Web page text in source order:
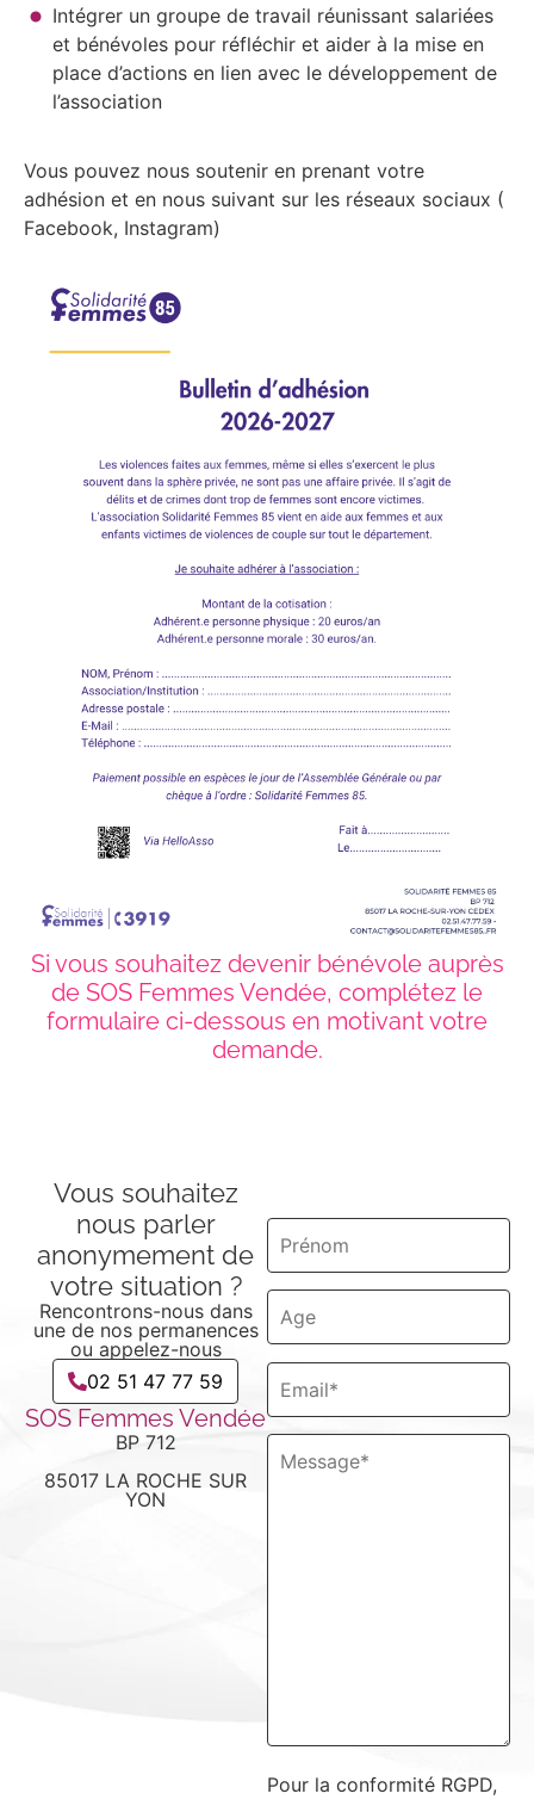
Intégrer un groupe de travail réunissant salariées
et bénévoles pour réfléchir et aider à la mise en
place d’actions en lien avec le développement de
l’association
Vous pouvez nous soutenir en prenant votre
adhésion et en nous suivant sur les réseaux sociaux (
Facebook, Instagram)
Si vous souhaitez devenir bénévole auprès
de SOS Femmes Vendée, complétez le
formulaire ci-dessous en motivant votre
demande.
Vous souhaitez
nous parler
anonymement de
votre situation ?
Rencontrons-nous dans
une de nos permanences
ou appelez-nous
02 51 47 77 59
SOS Femmes Vendée
BP 712
85017 LA ROCHE SUR
YON
Pour la conformité RGPD,